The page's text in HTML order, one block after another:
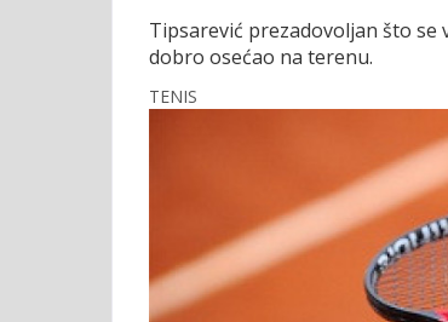
Tipsarević prezadovoljan što se
dobro osećao na terenu.
TENIS